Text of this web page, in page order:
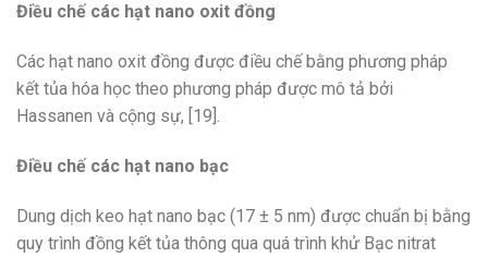
Điều chế các hạt nano oxit đồng
Các hạt nano oxit đồng được điều chế bằng phương pháp
kết tủa hóa học theo phương pháp được mô tả bởi
Hassanen và cộng sự, [19].
Điều chế các hạt nano bạc
Dung dịch keo hạt nano bạc (17 ± 5 nm) được chuẩn bị bằng
quy trình đồng kết tủa thông qua quá trình khử Bạc nitrat